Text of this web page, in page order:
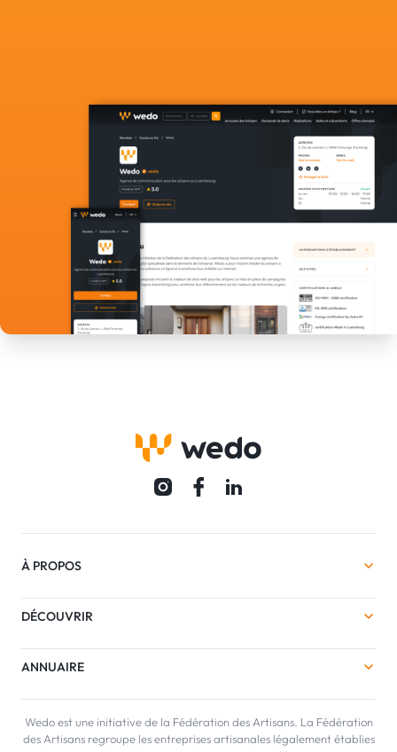
À PROPOS
DÉCOUVRIR
ANNUAIRE
Wedo est une initiative de la Fédération des Artisans. La Fédération
des Artisans regroupe les entreprises artisanales légalement établies